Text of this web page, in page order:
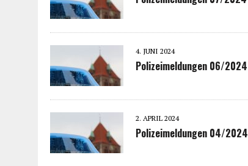
4. JUNI 2024
Polizeimeldungen 06/2024
2. APRIL 2024
Polizeimeldungen 04/2024